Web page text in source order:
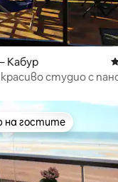
от 5, 152 отзива
Кабур
студио с
на гостите
на гостите